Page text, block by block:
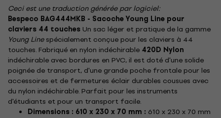
Ceci est une traduction générée par logiciel:
Bespeco BAG444MKB - Sacoche Young Line pour
claviers 44 touches Un sac léger et pratique de la gamme
Young Linespécialement conçue pour les claviers à 44
touches. Fabriqué en nylon indéchirable 420D Nylon
indéchirable avec bordures en PVC, il est doté d'une solide
poignée de transport, d'une grande poche frontale pour les
accessoires et de fermetures éclair durables cousues avec
du nylon indéchirable. Parfait pour les instruments
d'étudiants et pour un transport facile.
Dimensions : 610 x 230 x 70 mm : 610 x 230 x 70 mm